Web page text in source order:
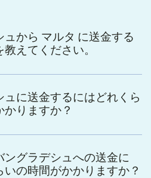
ュから マルタ に送金する
えてください。
ュに送金するにはどれくら
かりますか？
ングラデシュへの送金に
いの時間がかかりますか？